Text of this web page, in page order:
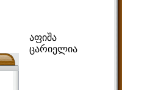
აფიშა
ცარიელია